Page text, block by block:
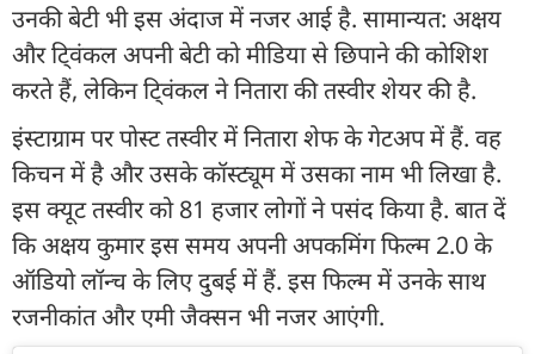
उनकी बेटी भी इस अंदाज में नजर आई है. सामान्यत: अक्षय
और टि्वंकल अपनी बेटी को मीडिया से छिपाने की कोशिश
करते हैं, लेकिन टि्वंकल ने नितारा की तस्वीर शेयर की है.
इंस्टाग्राम पर पोस्ट तस्वीर में नितारा शेफ के गेटअप में हैं. वह
किचन में है और उसके कॉस्ट्यूम में उसका नाम भी लिखा है.
इस क्यूट तस्वीर को 81 हजार लोगों ने पसंद किया है. बात दें
कि अक्षय कुमार इस समय अपनी अपकमिंग फिल्म 2.0 के
ऑडियो लॉन्च के लिए दुबई में हैं. इस फिल्म में उनके साथ
रजनीकांत और एमी जैक्सन भी नजर आएंगी.